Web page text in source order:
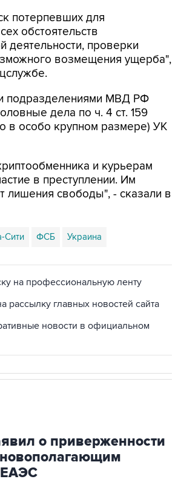
потерпевших для
обстоятельств
деятельности, проверки
возмещения ущерба",
подразделениями МВД РФ
дела по ч. 4 ст. 159
в особо крупном размере) УК
и курьерам
в преступлении. Им
лишения свободы", - сказали в
Сити ФСБ Украина
на профессиональную ленту
рассылку главных новостей сайта
новости в официальном
о приверженности